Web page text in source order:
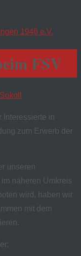
FSV
Interessierte in
zum Erwerb der
unseren
näheren Umkreis
wird, haben wir
mit dem